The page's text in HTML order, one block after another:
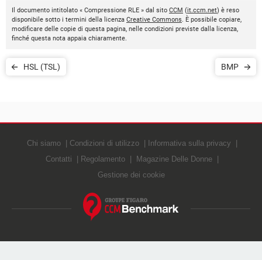
Il documento intitolato « Compressione RLE » dal sito CCM (it.ccm.net) è reso
disponibile sotto i termini della licenza Creative Commons. È possibile copiare,
modificare delle copie di questa pagina, nelle condizioni previste dalla licenza,
finché questa nota appaia chiaramente.
HSL (TSL) BMP
Chi siamo Condizioni di utilizzo
Informativa sulla privacy
Contatti
Regolamento
Magazine Delle Donne
Gestione dei cookie